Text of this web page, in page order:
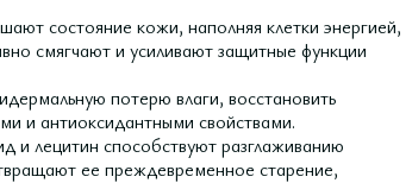
состояние кожи, наполняя клетки энергией,
смягчают и усиливают защитные функции
потерю влаги, восстановить
и антиоксидантными свойствами.
и лецитин способствуют разглаживанию
ее преждевременное старение,